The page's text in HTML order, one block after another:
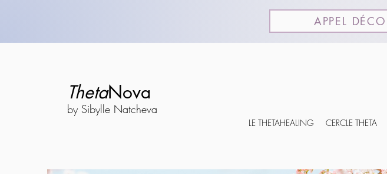
APPEL
ThetaNova
by Sibylle Natcheva
LE THETAHEALING CERCLE THETA